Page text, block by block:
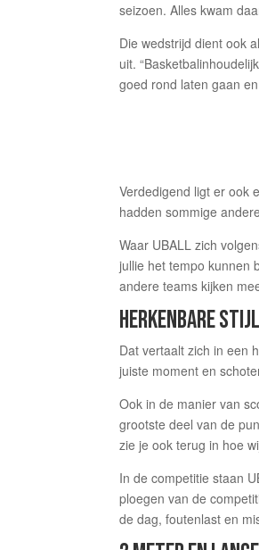
seizoen. Alles kwam
Die wedstrijd dient ook
uit.
goed rond laten gaan
Verdedigend ligt er ook
hadden sommige
Waar UBALL zich
jullie het tempo kunnen
andere teams kijken
HERKENBARE STIJL
Dat vertaalt zich in een
juiste moment en
Ook in de manier van
grootste deel van de
zie je ook terug in hoe
In de competitie staan
ploegen van de
de dag, foutenlast en